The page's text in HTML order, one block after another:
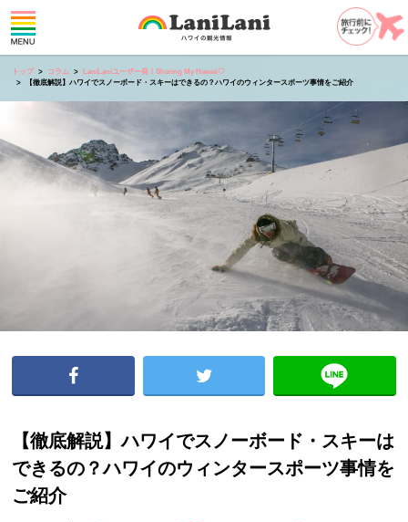
トップ コラム
LaniLaniユーザー発！Sharing My Hawaii♡
【徹底解説】ハワイでスノーボード・スキーはできるの？ハワイのウィンタースポーツ事情をご紹介
【徹底解説】ハワイでスノーボード・スキーは
できるの？ハワイのウィンタースポーツ事情を
ご紹介